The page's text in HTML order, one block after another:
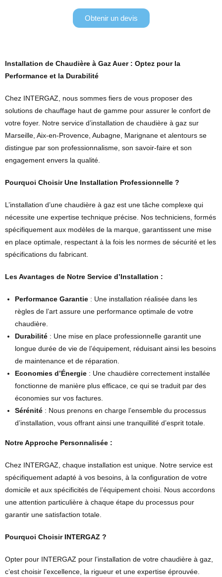
Obtenir un devis
Installation de Chaudière à Gaz Auer : Optez pour la
Performance et la Durabilité
Chez INTERGAZ, nous sommes fiers de vous proposer des
solutions de chauffage haut de gamme pour assurer le confort de
votre foyer. Notre service d’installation de chaudière à gaz sur
Marseille, Aix-en-Provence, Aubagne, Marignane et alentours se
distingue par son professionnalisme, son savoir-faire et son
engagement envers la qualité.
Pourquoi Choisir Une Installation Professionnelle ?
L’installation d’une chaudière à gaz est une tâche complexe qui
nécessite une expertise technique précise. Nos techniciens, formés
spécifiquement aux modèles de la marque, garantissent une mise
en place optimale, respectant à la fois les normes de sécurité et les
spécifications du fabricant.
Les Avantages de Notre Service d’Installation :
Performance Garantie : Une installation réalisée dans les
règles de l’art assure une performance optimale de votre
chaudière.
Durabilité : Une mise en place professionnelle garantit une
longue durée de vie de l’équipement, réduisant ainsi les besoins
de maintenance et de réparation.
Economies d’Énergie : Une chaudière correctement installée
fonctionne de manière plus efficace, ce qui se traduit par des
économies sur vos factures.
Sérénité : Nous prenons en charge l’ensemble du processus
d’installation, vous offrant ainsi une tranquillité d’esprit totale.
Notre Approche Personnalisée :
Chez INTERGAZ, chaque installation est unique. Notre service est
spécifiquement adapté à vos besoins, à la configuration de votre
domicile et aux spécificités de l’équipement choisi. Nous accordons
une attention particulière à chaque étape du processus pour
garantir une satisfaction totale.
Pourquoi Choisir INTERGAZ ?
Opter pour INTERGAZ pour l’installation de votre chaudière à gaz,
c’est choisir l’excellence, la rigueur et une expertise éprouvée.